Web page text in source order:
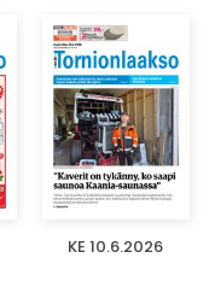
KE 10.6.2026